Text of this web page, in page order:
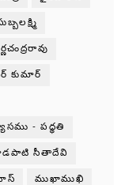
కుమార్
- పధ్ధతి
సీతాదేవి
ముఖాముఖి